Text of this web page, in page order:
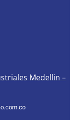
Medellin –